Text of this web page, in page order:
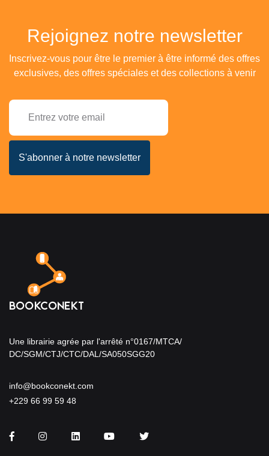
Rejoignez notre newsletter
Inscrivez-vous pour être le premier à être informé des offres
exclusives, des offres spéciales et des collections à venir
Une librairie agrée par l'arrêté n°0167/MTCA/
DC/SGM/CTJ/CTC/DAL/SA050SGG20
info@bookconekt.com
+229 66 99 59 48
FacebookInstagramLinkedInYou TubeTwitter